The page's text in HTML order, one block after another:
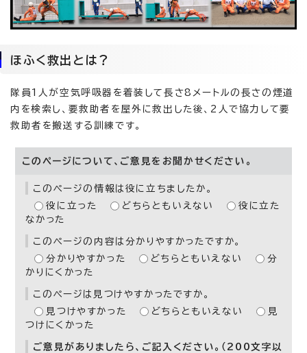
ほふく救出とは？
隊員1人が空気呼吸器を着装して長さ8メートルの長さの煙道
内を検索し、要救助者を屋外に救出した後、2人で協力して要
救助者を搬送する訓練です。
このページについて、ご意見をお聞かせください。
このページの情報は役に立ちましたか。
役に立った
どちらともいえない
役に立た
なかった
このページの内容は分かりやすかったですか。
分かりやすかった
どちらともいえない
分
かりにくかった
このページは見つけやすかったですか。
見つけやすかった
どちらともいえない
見
つけにくかった
ご意見がありましたら、ご記入ください。（200文字以